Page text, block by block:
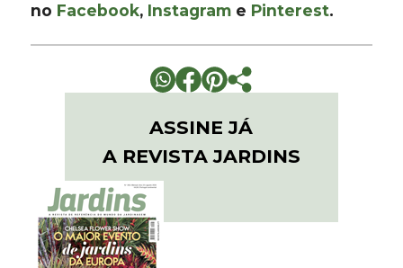
no Facebook, Instagram e Pinterest.
ASSINE JÁ
A REVISTA JARDINS